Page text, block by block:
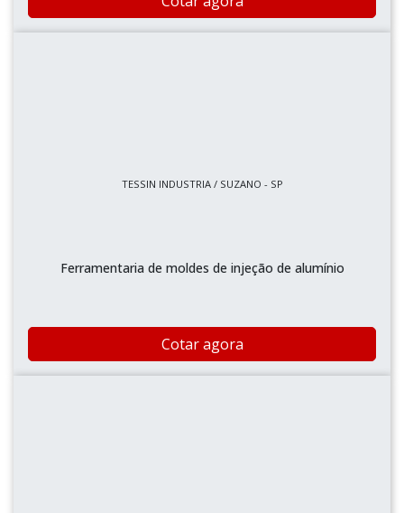
TESSIN INDUSTRIA / SUZANO - SP
Ferramentaria de moldes de injeção de alumínio
Cotar agora